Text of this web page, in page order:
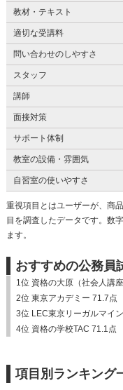
教材・テキスト
適切な受講料
問い合わせのしやすさ
スタッフ
講師
面接対策
サポート体制
教室の設備・雰囲気
自習室の使いやすさ
重視項目とはユーザーが、商
目を調査したデータです。数
ます。
おすすめの公務員
1位 資格の大原（社会人講
2位 東京アカデミー 71.7点
3位 LEC東京リーガルマイ
4位 資格の学校TAC 71.1点
項目別ランキング